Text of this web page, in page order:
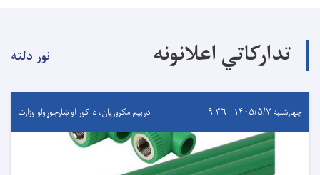
تدارکاتي اعلانونه نور دلته
چهارشنبه ۱۴۰۵/۵/۷ - ۹:۳۶ درېيم مکروریان، د کور او ښارجوړولو وزارت